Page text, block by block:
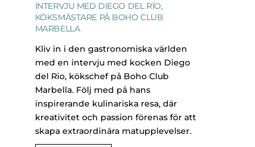
INTERVJU MED DIEGO DEL RÍO,
KÖKSMÄSTARE PÅ BOHO CLUB
MARBELLA
Kliv in i den gastronomiska världen
med en intervju med kocken Diego
del Rio, kökschef på Boho Club
Marbella. Följ med på hans
inspirerande kulinariska resa, där
kreativitet och passion förenas för att
skapa extraordinära matupplevelser.